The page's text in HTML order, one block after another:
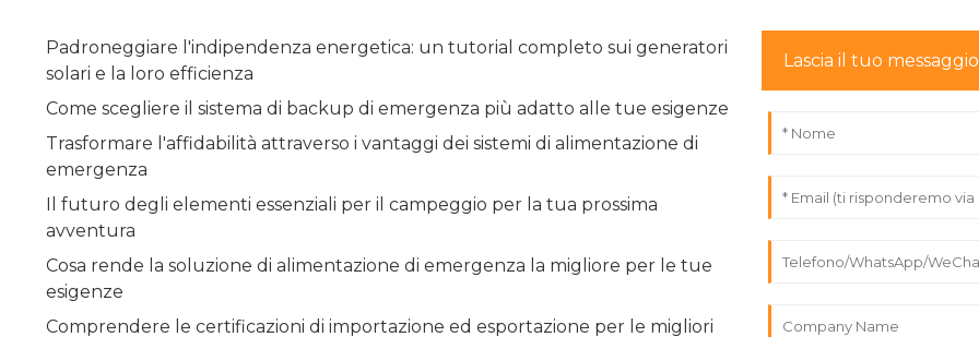
Padroneggiare l'indipendenza energetica: un tutorial completo sui generatori
solari e la loro efficienza
Come scegliere il sistema di backup di emergenza più adatto alle tue esigenze
Trasformare l'affidabilità attraverso i vantaggi dei sistemi di alimentazione di
emergenza
Il futuro degli elementi essenziali per il campeggio per la tua prossima
avventura
Cosa rende la soluzione di alimentazione di emergenza la migliore per le tue
esigenze
Comprendere le certificazioni di importazione ed esportazione per le migliori
Lascia il tuo messaggio